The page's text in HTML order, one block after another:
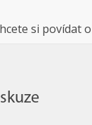
si povídat